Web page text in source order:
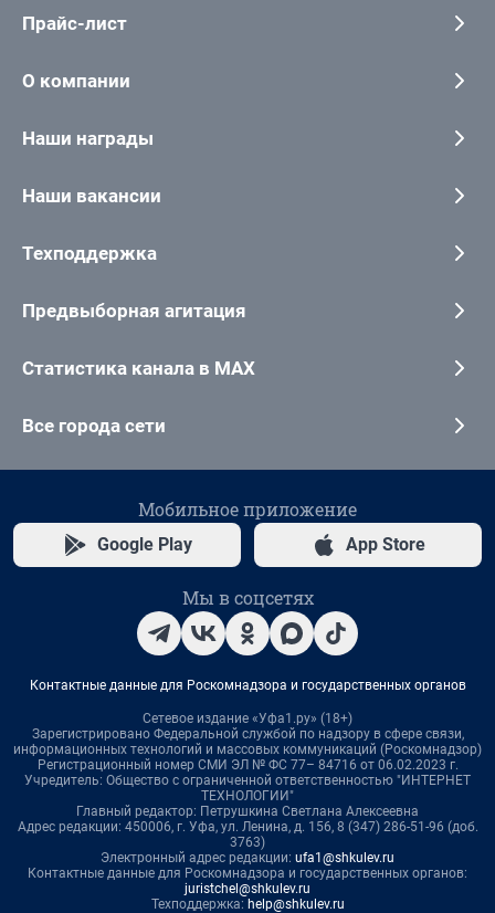
Прайс-лист
О компании
Наши награды
Наши вакансии
Техподдержка
Предвыборная агитация
Статистика канала в MAX
Все города сети
Мобильное приложение
Google Play App Store
Мы в соцсетях
Контактные данные для Роскомнадзора и государственных органов
Сетевое издание «Уфа1.ру» (18+)
Зарегистрировано Федеральной службой по надзору в сфере связи,
информационных технологий и массовых коммуникаций (Роскомнадзор)
Регистрационный номер СМИ ЭЛ № ФС 77– 84716 от 06.02.2023 г.
Учредитель: Общество с ограниченной ответственностью "ИНТЕРНЕТ
ТЕХНОЛОГИИ"
Главный редактор: Петрушкина Светлана Алексеевна
Адрес редакции: 450006, г. Уфа, ул. Ленина, д. 156, 8 (347) 286-51-96 (доб.
3763)
Электронный адрес редакции: ufa1@shkulev.ru
Контактные данные для Роскомнадзора и государственных органов:
juristchel@shkulev.ru
Техподдержка: help@shkulev.ru